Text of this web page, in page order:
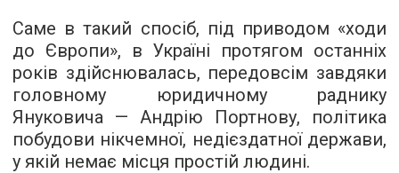
Саме в такий спосіб, під приводом «ходи
до Європи», в Україні протягом останніх
років здійснювалась, передовсім завдяки
головному юридичному раднику
Януковича — Андрію Портнову, політика
побудови нікчемної, недієздатної держави,
у якій немає місця простій людині.